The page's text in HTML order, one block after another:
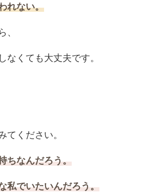
れない。
、
なくても大丈夫です。
てください。
ちなんだろう。
私でいたいんだろう。